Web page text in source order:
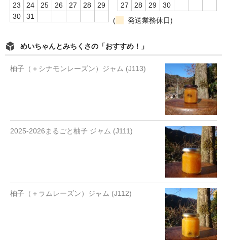
23
24 25 26 27 28
29
30
31
27
28 29
30
(
発送業務休日)
めいちゃんとみちくさの「おすすめ！」
柚子（＋シナモンレーズン）ジャム (J113)
2025-2026まるごと柚子 ジャム (J111)
柚子（＋ラムレーズン）ジャム (J112)